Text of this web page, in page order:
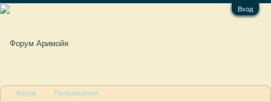
Вход
Форум Пользователи